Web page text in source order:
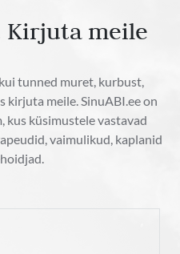
Kirjuta meile
tunned muret, kurbust,
kirjuta meile. SinuABI.ee on
küsimustele vastavad
vaimulikud, kaplanid